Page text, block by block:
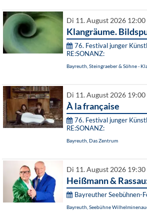
Di 11. August 2026
Klangräume.
76. Festival junger
RE:SONANZ:
Bayreuth, Steingraeber & Söhne -
Di 11. August 2026
À la française
76. Festival junger
RE:SONANZ:
Bayreuth, Das Zentrum
Di 11. August 2026
Heißmann &
Bayreuther Seebühnen-
Bayreuth, Seebühne